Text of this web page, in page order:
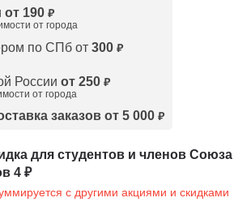
от 190 ₽
от города
по СПб от 300 ₽
России от 250 ₽
от города
заказов от 5 000 ₽
для студентов и членов Союза
4 ₽
с другими акциями и скидками